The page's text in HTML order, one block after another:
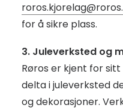
for å sikre plass.
3. Juleverksted og
Røros er kjent for
delta i juleverksted
og dekorasjoner.